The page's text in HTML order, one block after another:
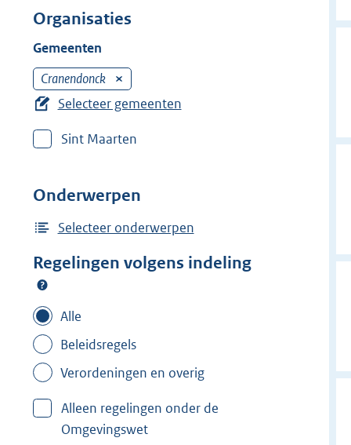
Organisaties
Gemeenten
Cranendonck
e
w
d
e
f
e
r
C
r
Selecteer gemeenten
Sint Maarten
Onderwerpen
Selecteer onderwerpen
Regelingen volgens indeling
Alle
Beleidsregels
Verordeningen en overig
Alleen regelingen onder de
Omgevingswet